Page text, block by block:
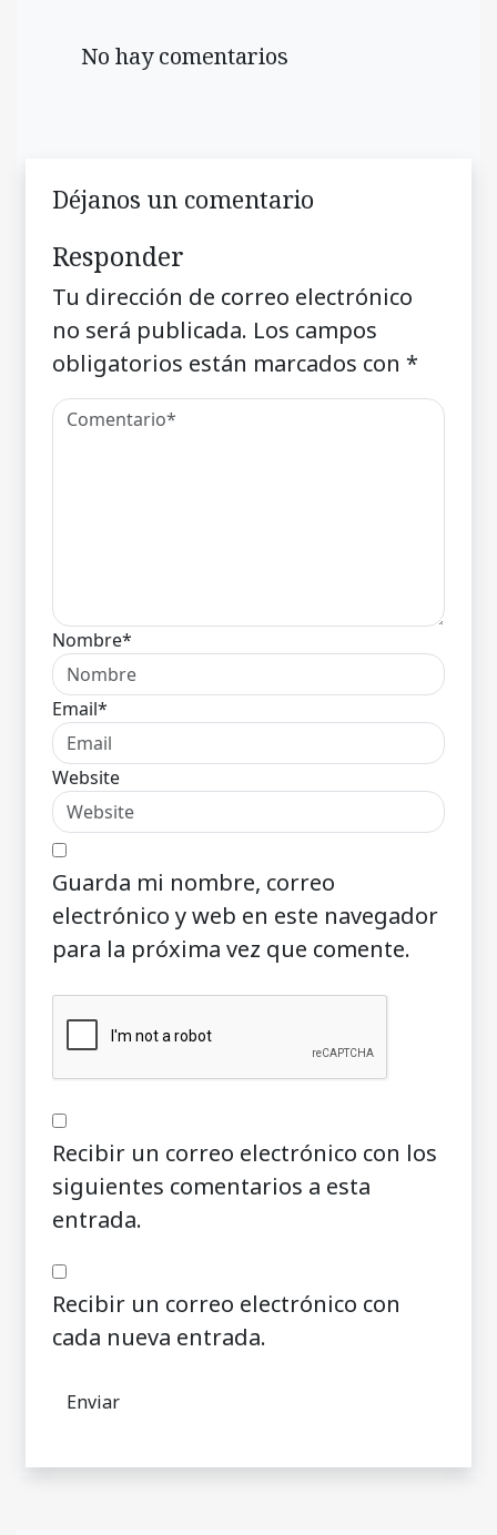
No hay comentarios
Déjanos un comentario
Responder
Tu dirección de correo electrónico
no será publicada. Los campos
obligatorios están marcados con *
Nombre*
Email*
Website
Guarda mi nombre, correo
electrónico y web en este navegador
para la próxima vez que comente.
Recibir un correo electrónico con los
siguientes comentarios a esta
entrada.
Recibir un correo electrónico con
cada nueva entrada.